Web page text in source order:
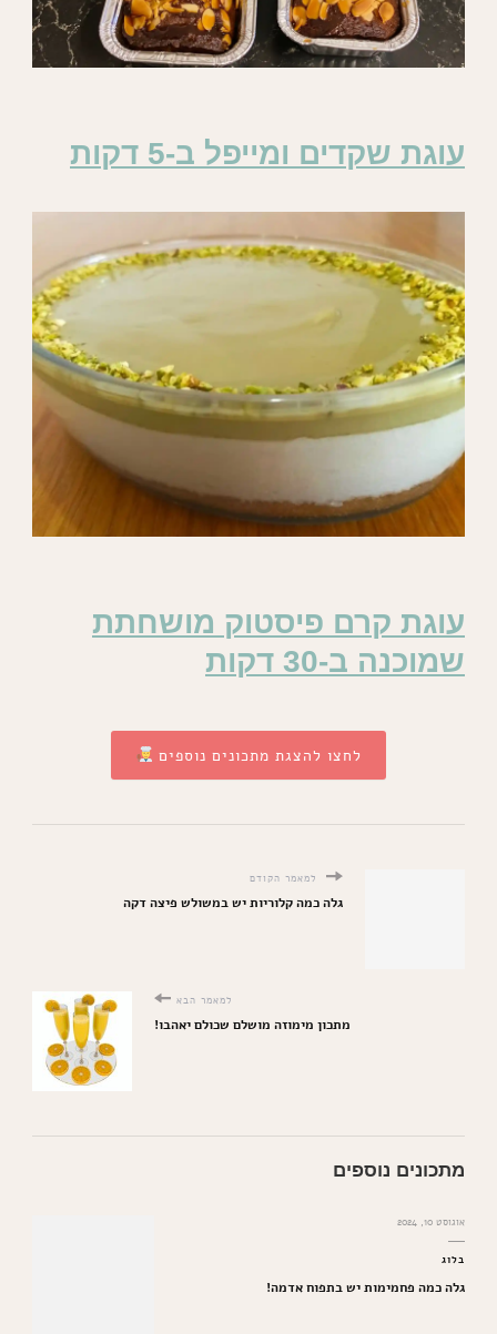
עוגת שקדים ומייפל ב-5 דקות
עוגת קרם פיסטוק מושחתת
שמוכנה ב-30 דקות
לחצו להצגת מתכונים נוספים
למאמר הקודם
גלה כמה קלוריות יש במשולש פיצה דקה
למאמר הבא
מתכון מימוזה מושלם שכולם יאהבו!
מתכונים נוספים
אוגוסט 10, 2024
בלוג
גלה כמה פחמימות יש בתפוח אדמה!